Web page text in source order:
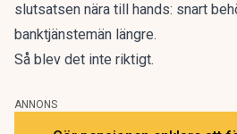
slutsatsen nära till hands: snart
banktjänstemän längre.
Så blev det inte riktigt.
ANNONS